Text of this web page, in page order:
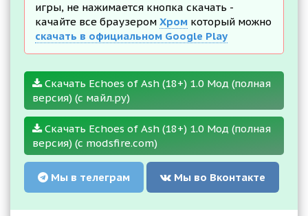
игры, не нажимается кнопка скачать -
качайте все браузером Хром который можно
скачать в официальном Google Play
Скачать Echoes of Ash (18+) 1.0 Мод (полная
версия) (с майл.ру)
Скачать Echoes of Ash (18+) 1.0 Мод (полная
версия) (с modsfire.com)
Мы в телеграм Мы во Вконтакте